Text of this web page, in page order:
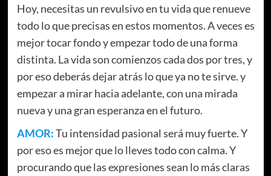
Hoy, necesitas un revulsivo en tu vida que renueve
todo lo que precisas en estos momentos. A veces es
mejor tocar fondo y empezar todo de una forma
distinta. La vida son comienzos cada dos por tres, y
por eso deberás dejar atrás lo que ya no te sirve. y
empezar a mirar hacia adelante, con una mirada
nueva y una gran esperanza en el futuro.
AMOR:Tu intensidad pasional será muy fuerte. Y
por eso es mejor que lo lleves todo con calma. Y
procurando que las expresiones sean lo más claras